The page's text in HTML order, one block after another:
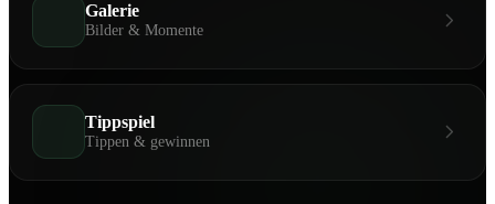
Galerie
Bilder & Momente
Tippspiel
Tippen & gewinnen